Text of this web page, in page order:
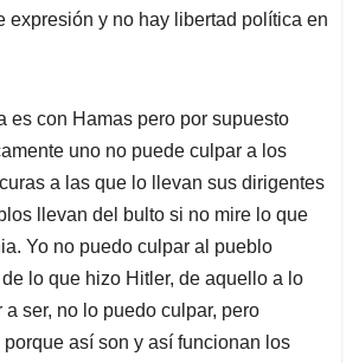
expresión y no hay libertad política en
es con Hamas pero por supuesto
uno no puede culpar a los
a las que lo llevan sus dirigentes
llevan del bulto si no mire lo que
Yo no puedo culpar al pueblo
lo que hizo Hitler, de aquello a lo
ser, no lo puedo culpar, pero
porque así son y así funcionan los